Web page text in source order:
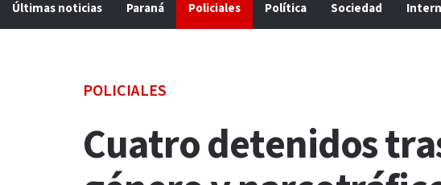
Últimas noticias Paraná Policiales Política Sociedad
POLICIALES
Cuatro detenidos